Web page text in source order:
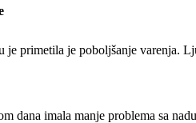
je primetila je poboljšanje varenja.
dana imala manje problema sa